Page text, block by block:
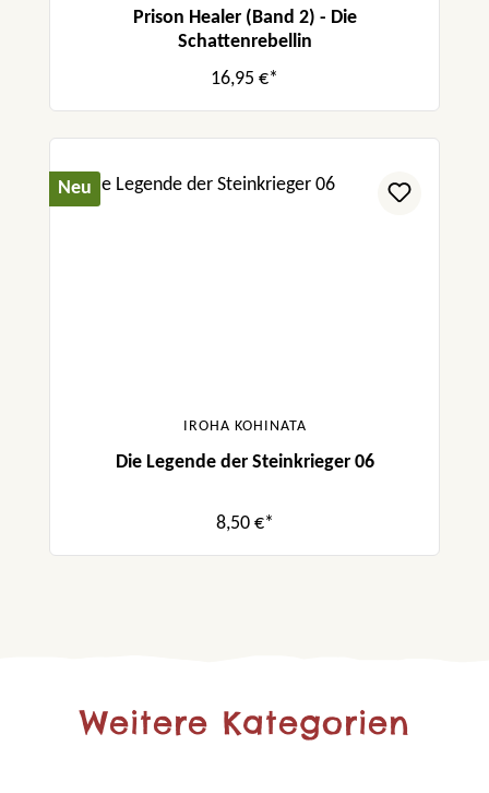
Prison Healer (Band 2) - Die
Schattenrebellin
16,95 €*
Neu
IROHA KOHINATA
Die Legende der Steinkrieger 06
8,50 €*
Weitere Kategorien